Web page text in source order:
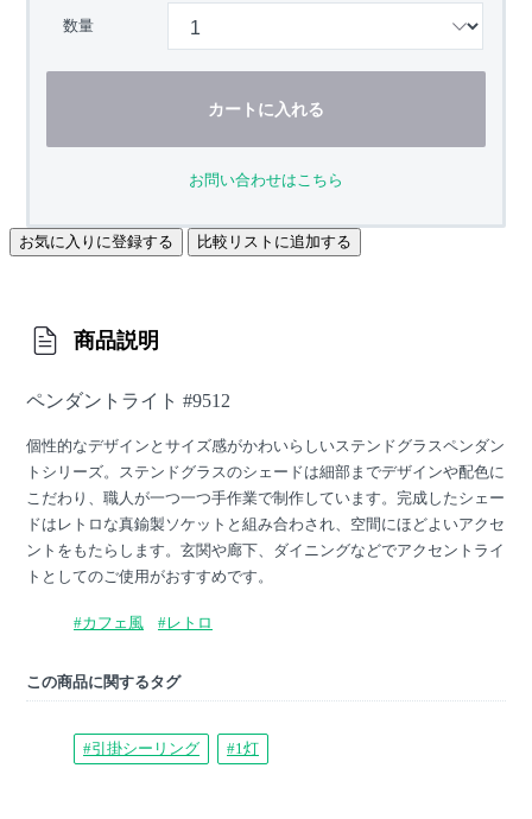
数量
カートに入れる
お問い合わせはこちら
お気に入りに登録する 比較リストに追加する
商品説明
ペンダントライト #9512
個性的なデザインとサイズ感がかわいらしいステンドグラスペンダン
トシリーズ。ステンドグラスのシェードは細部までデザインや配色に
こだわり、職人が一つ一つ手作業で制作しています。完成したシェー
ドはレトロな真鍮製ソケットと組み合わされ、空間にほどよいアクセ
ントをもたらします。玄関や廊下、ダイニングなどでアクセントライ
トとしてのご使用がおすすめです。
#カフェ風 #レトロ
この商品に関するタグ
#引掛シーリング #1灯